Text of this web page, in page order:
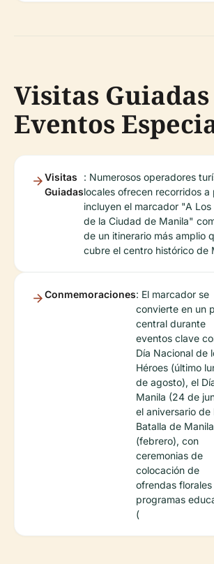
Visitas
Eventos
Visitas
Guiadas
: Numerosos operadores
locales ofrecen recorridos a
incluyen el marcador "A Los
de la Ciudad de Manila"
de un itinerario más amplio
cubre el centro histórico de
Conmemoraciones: El marcador se
convierte en un
central durante
eventos clave
Día Nacional de
Héroes (último
de agosto), el
Manila (24 de
el aniversario de
Batalla de Manila
(febrero), con
ceremonias de
colocación de
ofrendas
programas
(